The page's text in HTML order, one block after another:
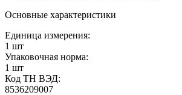
Основные характеристики
Единица измерения:
1 шт
Упаковочная норма:
1 шт
Код ТН ВЭД:
8536209007